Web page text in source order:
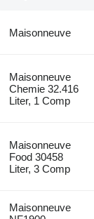
Maisonneuve
Maisonneuve
Chemie 32.416
Liter, 1 Comp
Maisonneuve
Food 30458
Liter, 3 Comp
Maisonneuve